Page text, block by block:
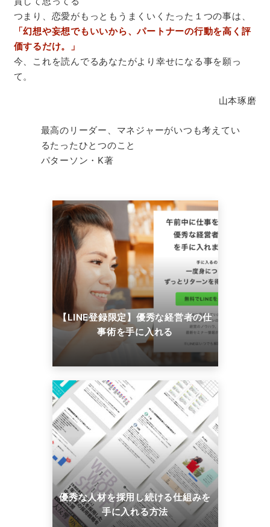
つまり、恋愛がもっともうまくいくたった１つの事は、
「幻想や妄想でもいいから、パートナーの行動を高く評
価するだけ。」
今、これを読んでるあなたがより幸せになる事を願っ
て。
山本琢磨
最高のリーダー、マネジャーがいつも考えてい
るたったひとつのこと
パターソン・K著
【LINE登録限定】優秀な経営者の仕
事術を手に入れる
優秀な人材を採用し続ける仕組みを
手に入れる方法